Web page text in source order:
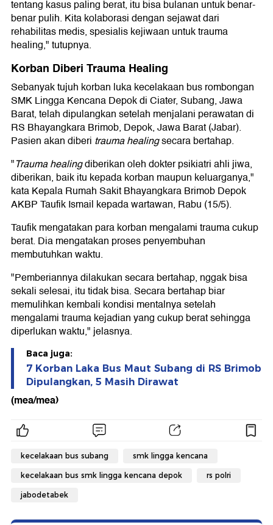
tentang kasus paling berat, itu bisa bulanan untuk benar-
benar pulih. Kita kolaborasi dengan sejawat dari
rehabilitas medis, spesialis kejiwaan untuk trauma
healing," tutupnya.
Korban Diberi Trauma Healing
Sebanyak tujuh korban luka kecelakaan bus rombongan
SMK Lingga Kencana Depok di Ciater, Subang, Jawa
Barat, telah dipulangkan setelah menjalani perawatan di
RS Bhayangkara Brimob, Depok, Jawa Barat (Jabar).
Pasien akan diberi trauma healingsecara bertahap.
"Trauma healingdiberikan oleh dokter psikiatri ahli jiwa,
diberikan, baik itu kepada korban maupun keluarganya,"
kata Kepala Rumah Sakit Bhayangkara Brimob Depok
AKBP Taufik Ismail kepada wartawan, Rabu (15/5).
Taufik mengatakan para korban mengalami trauma cukup
berat. Dia mengatakan proses penyembuhan
membutuhkan waktu.
"Pemberiannya dilakukan secara bertahap, nggak bisa
sekali selesai, itu tidak bisa. Secara bertahap biar
memulihkan kembali kondisi mentalnya setelah
mengalami trauma kejadian yang cukup berat sehingga
diperlukan waktu," jelasnya.
Baca juga:
7 Korban Laka Bus Maut Subang di RS Brimob
Dipulangkan, 5 Masih Dirawat
(mea/mea)
kecelakaan bus subang smk lingga kencana
kecelakaan bus smk lingga kencana depok rs polri
jabodetabek